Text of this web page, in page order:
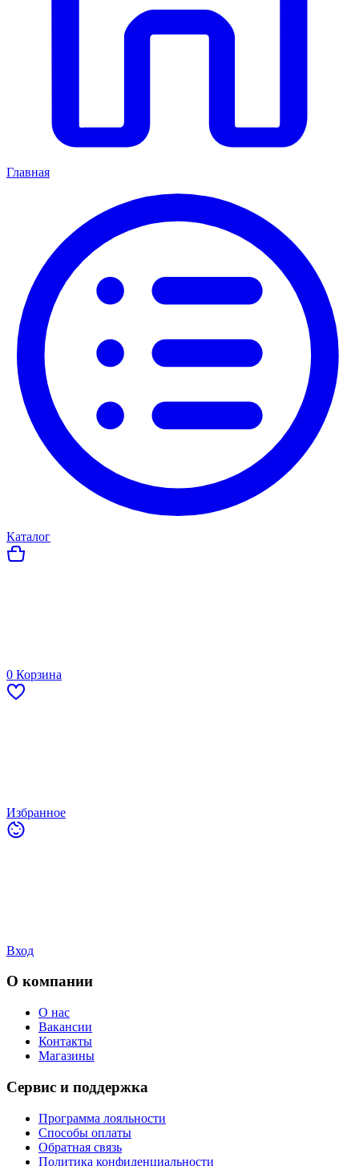
Главная
Каталог
0 Корзина
Избранное
Вход
О компании
О нас
Вакансии
Контакты
Магазины
Сервис и поддержка
Программа лояльности
Способы оплаты
Обратная связь
Политика конфиденциальности